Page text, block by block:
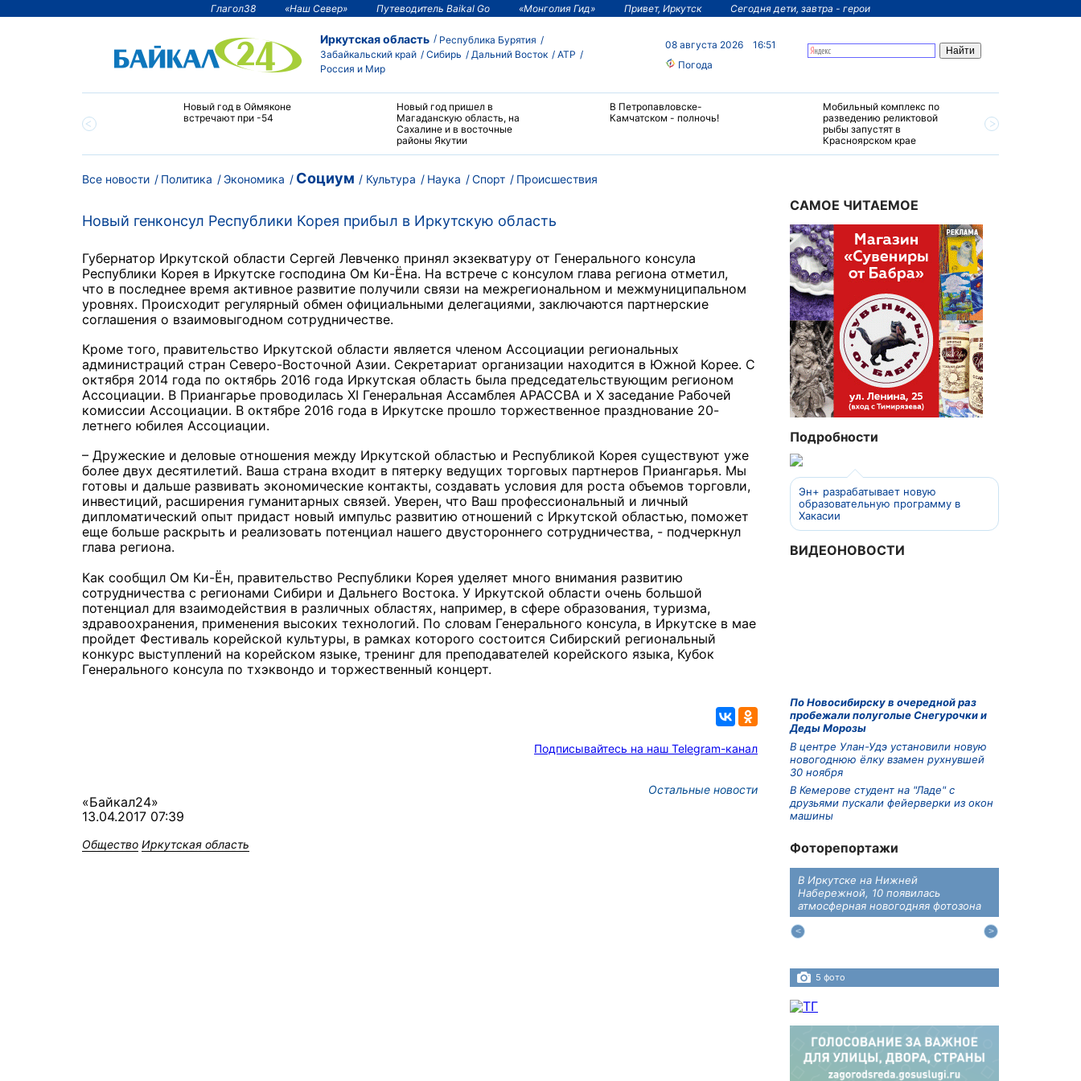
Глагол38 «Наш Север» Путеводитель Baikal Go «Монголия Гид» Привет, Иркутск Сегодня дети, завтра - герои
Иркутская область
Республика Бурятия
Забайкальский край
Сибирь Дальний Восток
АТР
Россия и Мир
08 августа 2026
16:51
Погода
Новый год в Оймяконе
встречают при -54
Новый год пришел в
Магаданскую область, на
Сахалине и в восточные
районы Якутии
В Петропавловске-
Камчатском - полночь!
Мобильный комплекс по
разведению реликтовой
рыбы запустят в
Красноярском крае
Все новости Политика Экономика Социум Культура Наука Спорт Происшествия
Новый генконсул Республики Корея прибыл в Иркутскую область
Губернатор Иркутской области Сергей Левченко принял экзекватуру от Генерального консула
Республики Корея в Иркутске господина Ом Ки-Ёна. На встрече с консулом глава региона отметил,
что в последнее время активное развитие получили связи на межрегиональном и межмуниципальном
уровнях. Происходит регулярный обмен официальными делегациями, заключаются партнерские
соглашения о взаимовыгодном сотрудничестве.
Кроме того, правительство Иркутской области является членом Ассоциации региональных
администраций стран Северо-Восточной Азии. Секретариат организации находится в Южной Корее. С
октября 2014 года по октябрь 2016 года Иркутская область была председательствующим регионом
Ассоциации. В Приангарье проводилась XI Генеральная Ассамблея АРАССВА и Х заседание Рабочей
комиссии Ассоциации. В октябре 2016 года в Иркутске прошло торжественное празднование 20-
летнего юбилея Ассоциации.
– Дружеские и деловые отношения между Иркутской областью и Республикой Корея существуют уже
более двух десятилетий. Ваша страна входит в пятерку ведущих торговых партнеров Приангарья. Мы
готовы и дальше развивать экономические контакты, создавать условия для роста объемов торговли,
инвестиций, расширения гуманитарных связей. Уверен, что Ваш профессиональный и личный
дипломатический опыт придаст новый импульс развитию отношений с Иркутской областью, поможет
еще больше раскрыть и реализовать потенциал нашего двустороннего сотрудничества, - подчеркнул
глава региона.
Как сообщил Ом Ки-Ён, правительство Республики Корея уделяет много внимания развитию
сотрудничества с регионами Сибири и Дальнего Востока. У Иркутской области очень большой
потенциал для взаимодействия в различных областях, например, в сфере образования, туризма,
здравоохранения, применения высоких технологий. По словам Генерального консула, в Иркутске в мае
пройдет Фестиваль корейской культуры, в рамках которого состоится Сибирский региональный
конкурс выступлений на корейском языке, тренинг для преподавателей корейского языка, Кубок
Генерального консула по тхэквондо и торжественный концерт.
Подписывайтесь на наш Telegram-канал
Остальные новости
«Байкал24»
13.04.2017 07:39
Общество Иркутская область
САМОЕ ЧИТАЕМОЕ
Подробности
Эн+ разрабатывает новую
образовательную программу в
Хакасии
ВИДЕОНОВОСТИ
По Новосибирску в очередной раз
пробежали полуголые Снегурочки и
Деды Морозы
В центре Улан-Удэ установили новую
новогоднюю ёлку взамен рухнувшей
30 ноября
В Кемерове студент на "Ладе" с
друзьями пускали фейерверки из окон
машины
Фоторепортажи
В Иркутске на Нижней
Набережной, 10 появилась
атмосферная новогодняя фотозона
5 фото